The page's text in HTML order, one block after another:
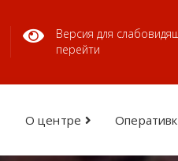
Версия для
перейти
О центре